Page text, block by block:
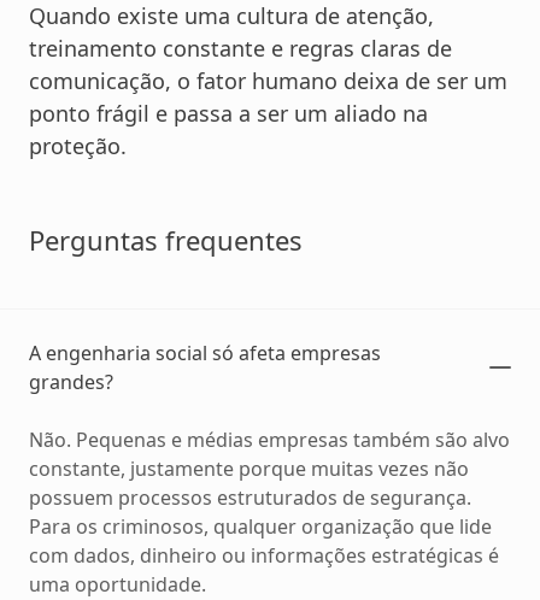
Quando existe uma cultura de atenção,
treinamento constante e regras claras de
comunicação, o fator humano deixa de ser um
ponto frágil e passa a ser um aliado na
proteção.
Perguntas frequentes
A engenharia social só afeta empresas
grandes?
Não. Pequenas e médias empresas também são alvo
constante, justamente porque muitas vezes não
possuem processos estruturados de segurança.
Para os criminosos, qualquer organização que lide
com dados, dinheiro ou informações estratégicas é
uma oportunidade.